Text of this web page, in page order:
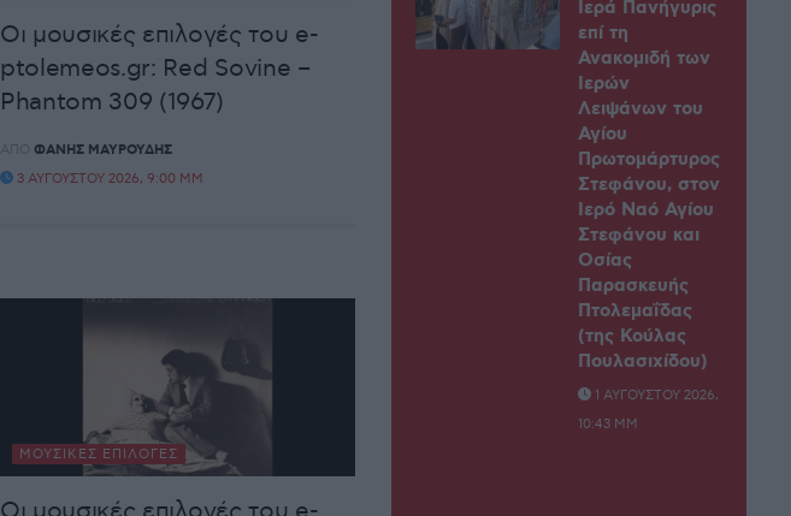
Οι μουσικές επιλογές του e-
ptolemeos.gr: Red Sovine –
Phantom 309 (1967)
ΑΠΌ ΦΆΝΗΣ ΜΑΥΡΟΥΔΉΣ
3 ΑΥΓΟΎΣΤΟΥ 2026, 9:00 ΜΜ
ΜΟΥΣΙΚΈΣ ΕΠΙΛΟΓΈΣ
Ιερά Πανήγυρις
επί τη
Ανακομιδή των
Ιερών
Λειψάνων του
Αγίου
Πρωτομάρτυρος
Στεφάνου, στον
Ιερό Ναό Αγίου
Στεφάνου και
Οσίας
Παρασκευής
Πτολεμαΐδας
(της Κούλας
Πουλασιχίδου)
1 ΑΥΓΟΎΣΤΟΥ 2026,
10:43 ΜΜ